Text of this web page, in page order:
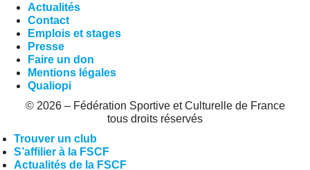
Actualités
Contact
Emplois et stages
Presse
Faire un don
Mentions légales
Qualiopi
© 2026 – Fédération Sportive et Culturelle de France
tous droits réservés
Trouver un club
S’affilier à la FSCF
Actualités de la FSCF